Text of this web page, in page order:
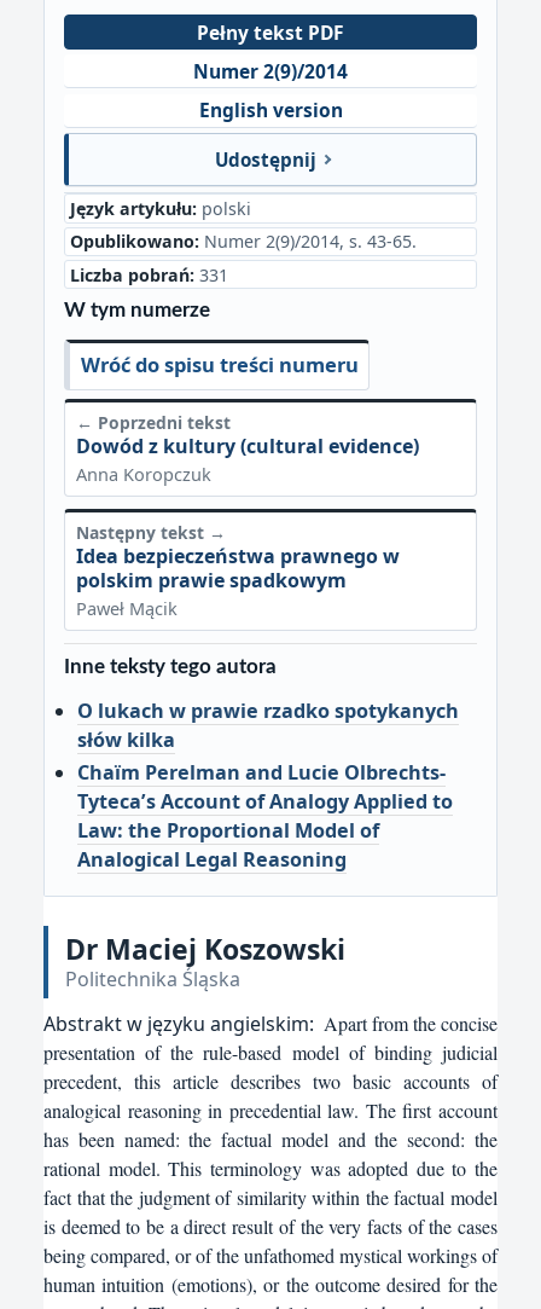
Pełny tekst PDF
Numer 2(9)/2014
English version
Udostępnij
Język artykułu: polski
Opublikowano: Numer 2(9)/2014, s. 43-65.
Liczba pobrań: 331
W tym numerze
Wróć do spisu treści numeru
← Poprzedni tekst
Dowód z kultury (cultural evidence)
Anna Koropczuk
Następny tekst →
Idea bezpieczeństwa prawnego w
polskim prawie spadkowym
Paweł Mącik
Inne teksty tego autora
O lukach w prawie rzadko spotykanych
słów kilka
Chaïm Perelman and Lucie Olbrechts-
Tyteca’s Account of Analogy Applied to
Law: the Proportional Model of
Analogical Legal Reasoning
Dr Maciej Koszowski
Politechnika Śląska
Abstrakt w języku angielskim: Apart from the concise
presentation of the rule-based model of binding judicial
precedent, this article describes two basic accounts of
analogical reasoning in precedential law. The first account
has been named: the factual model and the second: the
rational model. This terminology was adopted due to the
fact that the judgment of similarity within the factual model
is deemed to be a direct result of the very facts of the cases
being compared, or of the unfathomed mystical workings of
human intuition (emotions), or the outcome desired for the